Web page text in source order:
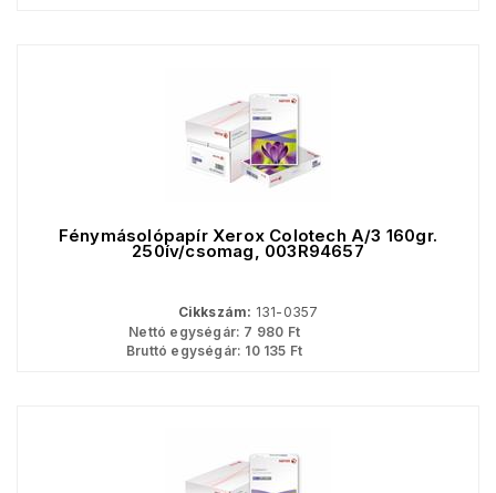
Fénymásolópapír Xerox Colotech A/3 160gr.
250ív/csomag, 003R94657
Cikkszám: 131-0357
Nettó egységár: 7 980 Ft
Bruttó egységár: 10 135 Ft